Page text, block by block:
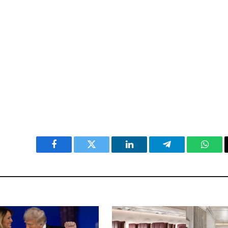
Facebook Twitter LinkedIn Telegram